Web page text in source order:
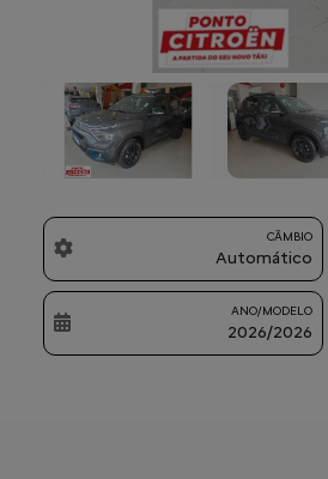
CÂMBIO
Automático
ANO/MODELO
2026/2026